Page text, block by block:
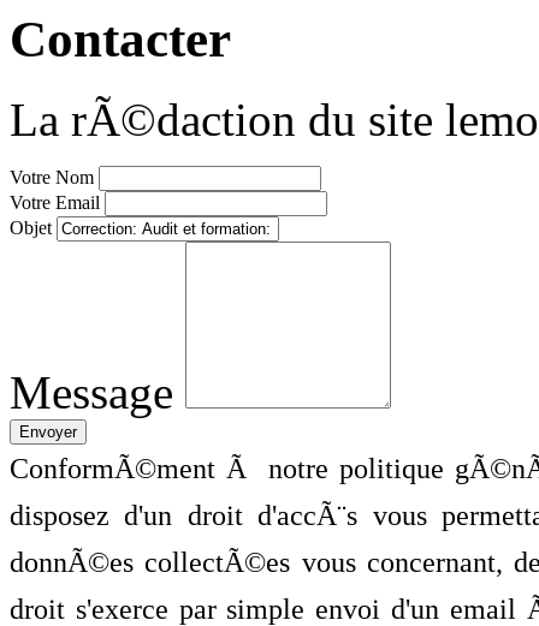
Contacter
La rÃ©daction du site
Votre Nom
Votre Email
Objet
Message
ConformÃ©ment Ã notre politique
disposez d'un droit d'accÃ¨s vous
donnÃ©es collectÃ©es vous concernant,
droit s'exerce par simple envoi d'un